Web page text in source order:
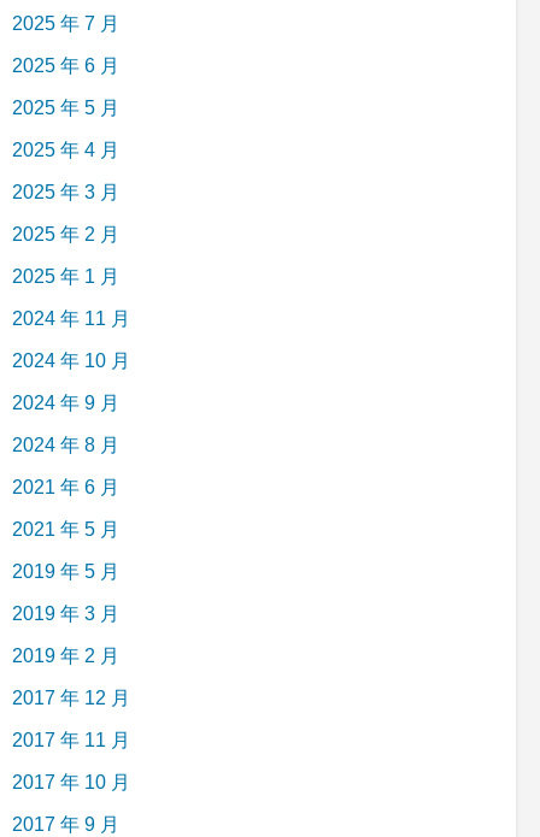
2025 年 7 月
2025 年 6 月
2025 年 5 月
2025 年 4 月
2025 年 3 月
2025 年 2 月
2025 年 1 月
2024 年 11 月
2024 年 10 月
2024 年 9 月
2024 年 8 月
2021 年 6 月
2021 年 5 月
2019 年 5 月
2019 年 3 月
2019 年 2 月
2017 年 12 月
2017 年 11 月
2017 年 10 月
2017 年 9 月